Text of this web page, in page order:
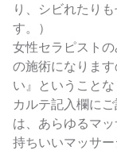
り、シビれたり
す。）
女性セラピスト
の施術になりま
い』ということ
カルテ記入欄に
は、あらゆるマ
持ちいいマッサー